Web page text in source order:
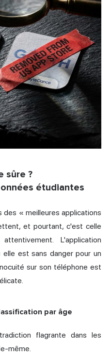
sûre ?
étudiantes
« meilleures applications
et pourtant, c'est celle
L'application
est sans danger pour un
sur son téléphone est
par âge
flagrante dans les
même.